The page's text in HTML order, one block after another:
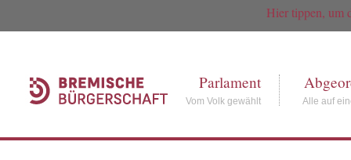
Hier tippen, um
Parlament
Vom Volk gewählt Alle auf